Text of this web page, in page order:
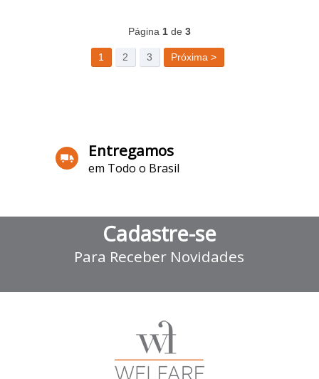
Página 1de 3
1 2 3 Próxima >
Entregamos
em Todo o Brasil
Cadastre-se
Para Receber Novidades